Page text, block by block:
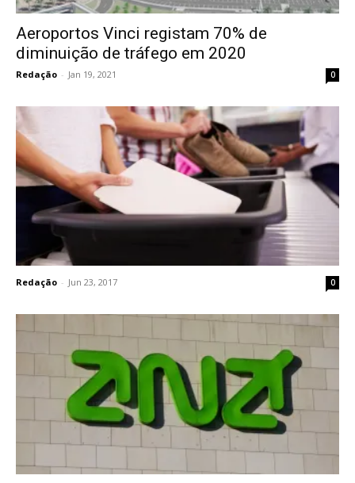
Aeroportos Vinci registam 70% de
diminuição de tráfego em 2020
Redação - Jan 19, 2021 0
Redação - Jun 23, 2017 0